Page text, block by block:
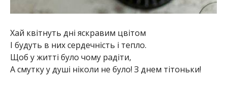
Хай квітнуть дні яскравим цвітом
І будуть в них сердечність і тепло.
Щоб у житті було чому радіти,
А смутку у душі ніколи не було! З днем тітоньки!